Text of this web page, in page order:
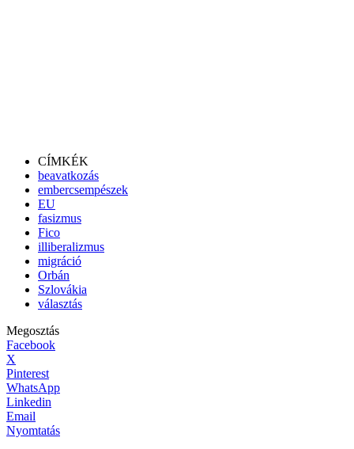
CÍMKÉK
beavatkozás
embercsempészek
EU
fasizmus
Fico
illiberalizmus
migráció
Orbán
Szlovákia
választás
Megosztás
Facebook
X
Pinterest
WhatsApp
Linkedin
Email
Nyomtatás